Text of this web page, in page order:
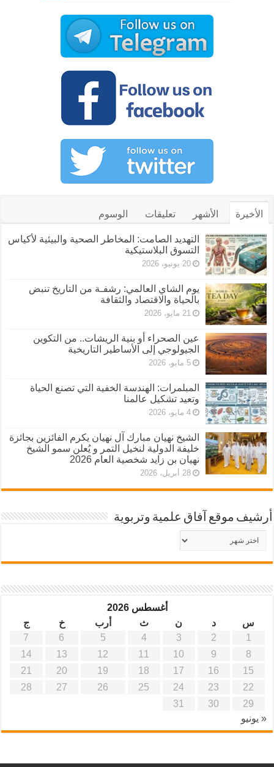
الأخيرة الأشهر تعليقات الوسوم
التهديد الصامت: المخاطر الصحية والبيئية لأكياس
التسوق البلاستيكية
20 يونيو، 2026
يوم الشاي العالمي: رشفـة من التاريخ تنبض
بالحياة والاقتصاد والثقافة
21 مايو، 2026
عين الصحراء أو بنية الريشات.. من التكوين
الجيولوجي إلى الأساطير التاريخية
5 مايو، 2026
المبلمرات: الهندسة الخفية التي تصنع الحياة
وتعيد تشكيل عالمنا
4 مايو، 2026
الشيخ نهيان مبارك آل نهيان يكرم الفائزين بجائزة
خليفة الدولية لنخيل التمر و يُعلن سمو الشيخ
نهيان بن زايد شخصية العام 2026
28 أبريل، 2026
أرشيف موقع آفاق علمية وتربوية
أرشيف
موقع
آفاق
أغسطس 2026
س
د ن ث أرب خ
ج
1
2
3
4
5
6
7
8
9
10
11
12
13
14
15
16
17
18
19
20
21
22
23
24
25
26
27
28
29
30
31
« يونيو